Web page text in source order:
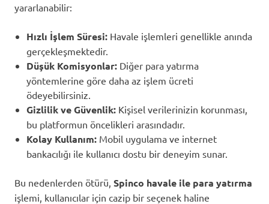
yararlanabilir:
Hızlı İşlem Süresi: Havale işlemleri genellikle anında
gerçekleşmektedir.
Düşük Komisyonlar: Diğer para yatırma
yöntemlerine göre daha az işlem ücreti
ödeyebilirsiniz.
Gizlilik ve Güvenlik: Kişisel verilerinizin korunması,
bu platformun öncelikleri arasındadır.
Kolay Kullanım: Mobil uygulama ve internet
bankacılığı ile kullanıcı dostu bir deneyim sunar.
Bu nedenlerden ötürü, Spinco havale ile para yatırma
işlemi, kullanıcılar için cazip bir seçenek haline